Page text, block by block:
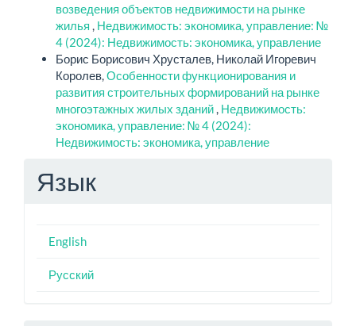
возведения объектов недвижимости на рынке
жилья
Недвижимость: экономика, управление: №
4 (2024): Недвижимость: экономика, управление
Борис Борисович Хрусталев, Николай Игоревич
Королев, Особенности функционирования и
развития строительных формирований на рынке
многоэтажных жилых зданий Недвижимость:
экономика, управление: № 4 (2024):
Недвижимость: экономика, управление
Язык
English
Русский